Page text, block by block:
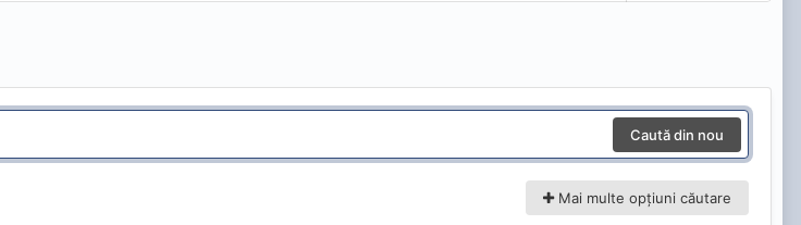
Caută din nou
Mai multe opțiuni căutare